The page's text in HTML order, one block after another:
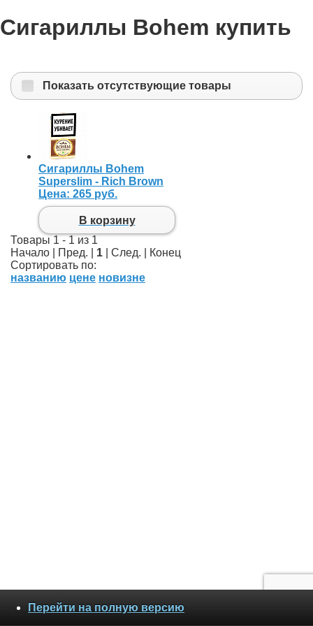
Сигариллы Bohem купить
Показать отсутствующие товары
Сигариллы Bohem
Superslim - Rich Brown
Цена: 265 руб.
В корзину
Товары 1 - 1 из 1
Начало | Пред. | 1 | След. | Конец
Сортировать по:
названию цене новизне
Перейти на полную версию